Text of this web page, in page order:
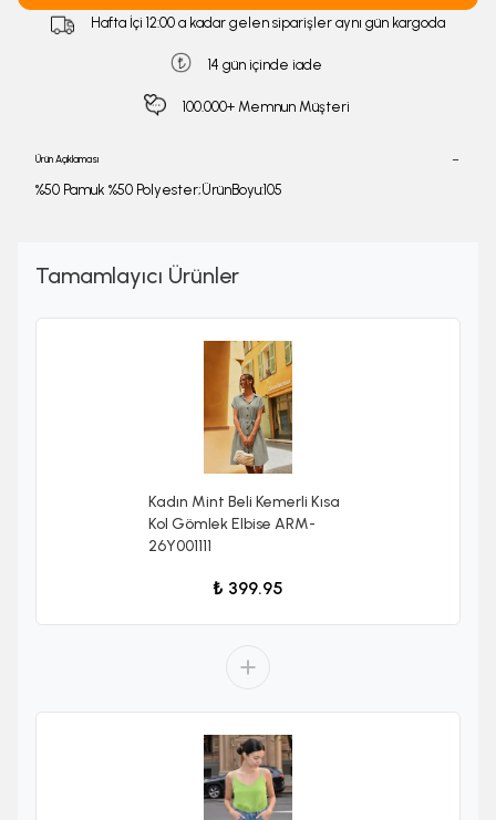
Hafta İçi 12:00 a kadar gelen siparişler aynı gün kargoda
14 gün içinde iade
100.000+ Memnun Müşteri
Ürün Açıklaması
%50 Pamuk %50 Polyester;ÜrünBoyu:105
Tamamlayıcı Ürünler
Kadın Mint Beli Kemerli Kısa
Kol Gömlek Elbise ARM-
26Y001111
₺ 399.95